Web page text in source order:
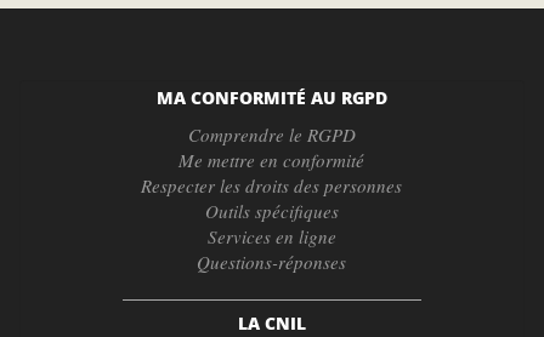
MA CONFORMITÉ AU RGPD
Comprendre le RGPD
Me mettre en conformité
Respecter les droits des personnes
Outils spécifiques
Services en ligne
Questions-réponses
LA CNIL